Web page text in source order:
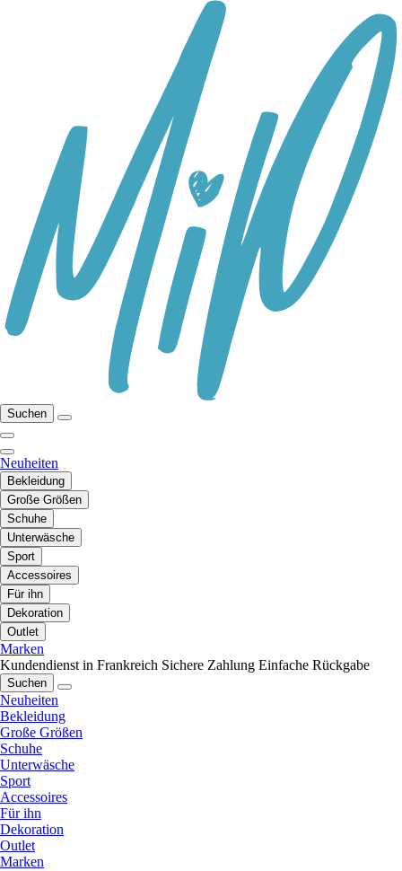
Suchen
Neuheiten
Bekleidung
Große Größen
Schuhe
Unterwäsche
Sport
Accessoires
Für ihn
Dekoration
Outlet
Marken
Kundendienst in Frankreich Sichere Zahlung Einfache Rückgabe
Suchen
Neuheiten
Bekleidung
Große Größen
Schuhe
Unterwäsche
Sport
Accessoires
Für ihn
Dekoration
Outlet
Marken